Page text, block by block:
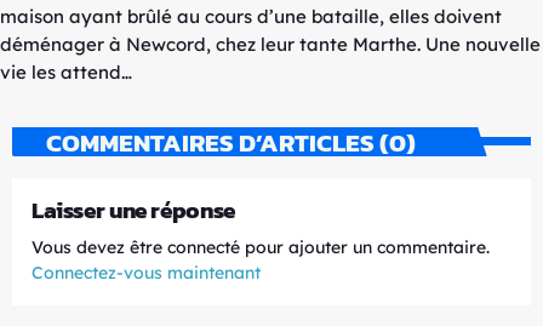
maison ayant brûlé au cours d’une bataille, elles doivent
déménager à Newcord, chez leur tante Marthe. Une nouvelle
vie les attend…
COMMENTAIRES D’ARTICLES (0)
Laisser une réponse
Vous devez être connecté pour ajouter un commentaire.
Connectez-vous maintenant